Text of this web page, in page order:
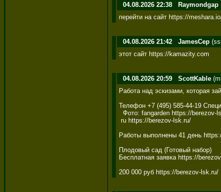
04.08.2026 22:38 Raymondgap
перейти на сайт https://
04.08.2026 21:42 JamesCep
этот сайт https://kamazity.com
04.08.2026 20:59 ScottKable
Работа над эскизами, которая
Телефон +7 (495) 585-44-19
Фото: fangarden https://berezov-
ru https://berezov-lsk.ru/
Работы выполнены 41 день
Плодовый сад (Готовый набор)
Бесплатная заявка https://
200 000 руб https://berezov-lsk.ru/